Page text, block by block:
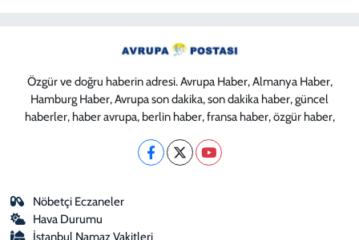
Özgür ve doğru haberin adresi. Avrupa Haber, Almanya Haber,
Hamburg Haber, Avrupa son dakika, son dakika haber, güncel
haberler, haber avrupa, berlin haber, fransa haber, özgür haber,
Nöbetçi Eczaneler
Hava Durumu
İstanbul Namaz Vakitleri